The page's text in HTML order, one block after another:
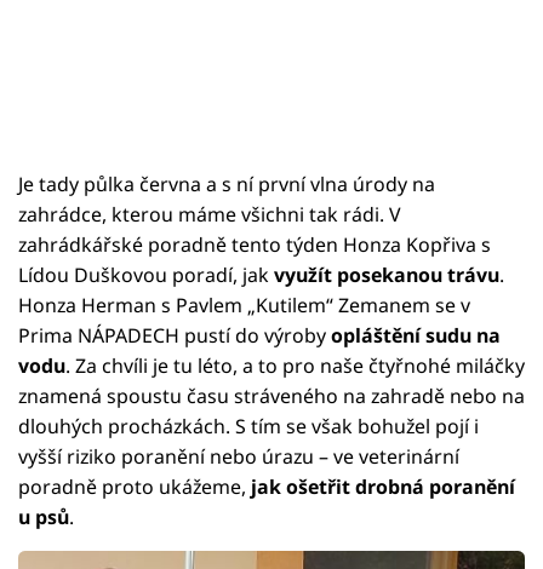
Je tady půlka června a s ní první vlna úrody na
zahrádce, kterou máme všichni tak rádi. V
zahrádkářské poradně tento týden Honza Kopřiva s
Lídou Duškovou poradí, jak využít posekanou trávu.
Honza Herman s Pavlem „Kutilem“ Zemanem se v
Prima NÁPADECH pustí do výrobyopláštění sudu na
vodu. Za chvíli je tu léto, a to pro naše čtyřnohé miláčky
znamená spoustu času stráveného na zahradě nebo na
dlouhých procházkách. S tím se však bohužel pojí i
vyšší riziko poranění nebo úrazu – ve veterinární
poradně proto ukážeme, jak ošetřit drobná poranění
u psů.